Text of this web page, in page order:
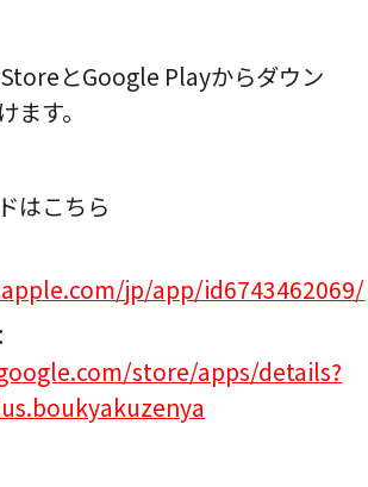
とGoogle Playからダウン
ます。
はこちら
jp/app/id6743462069/
store/apps/details?